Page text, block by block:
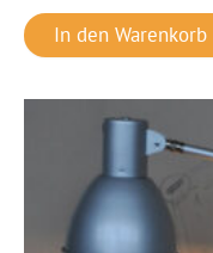
In den Warenkorb